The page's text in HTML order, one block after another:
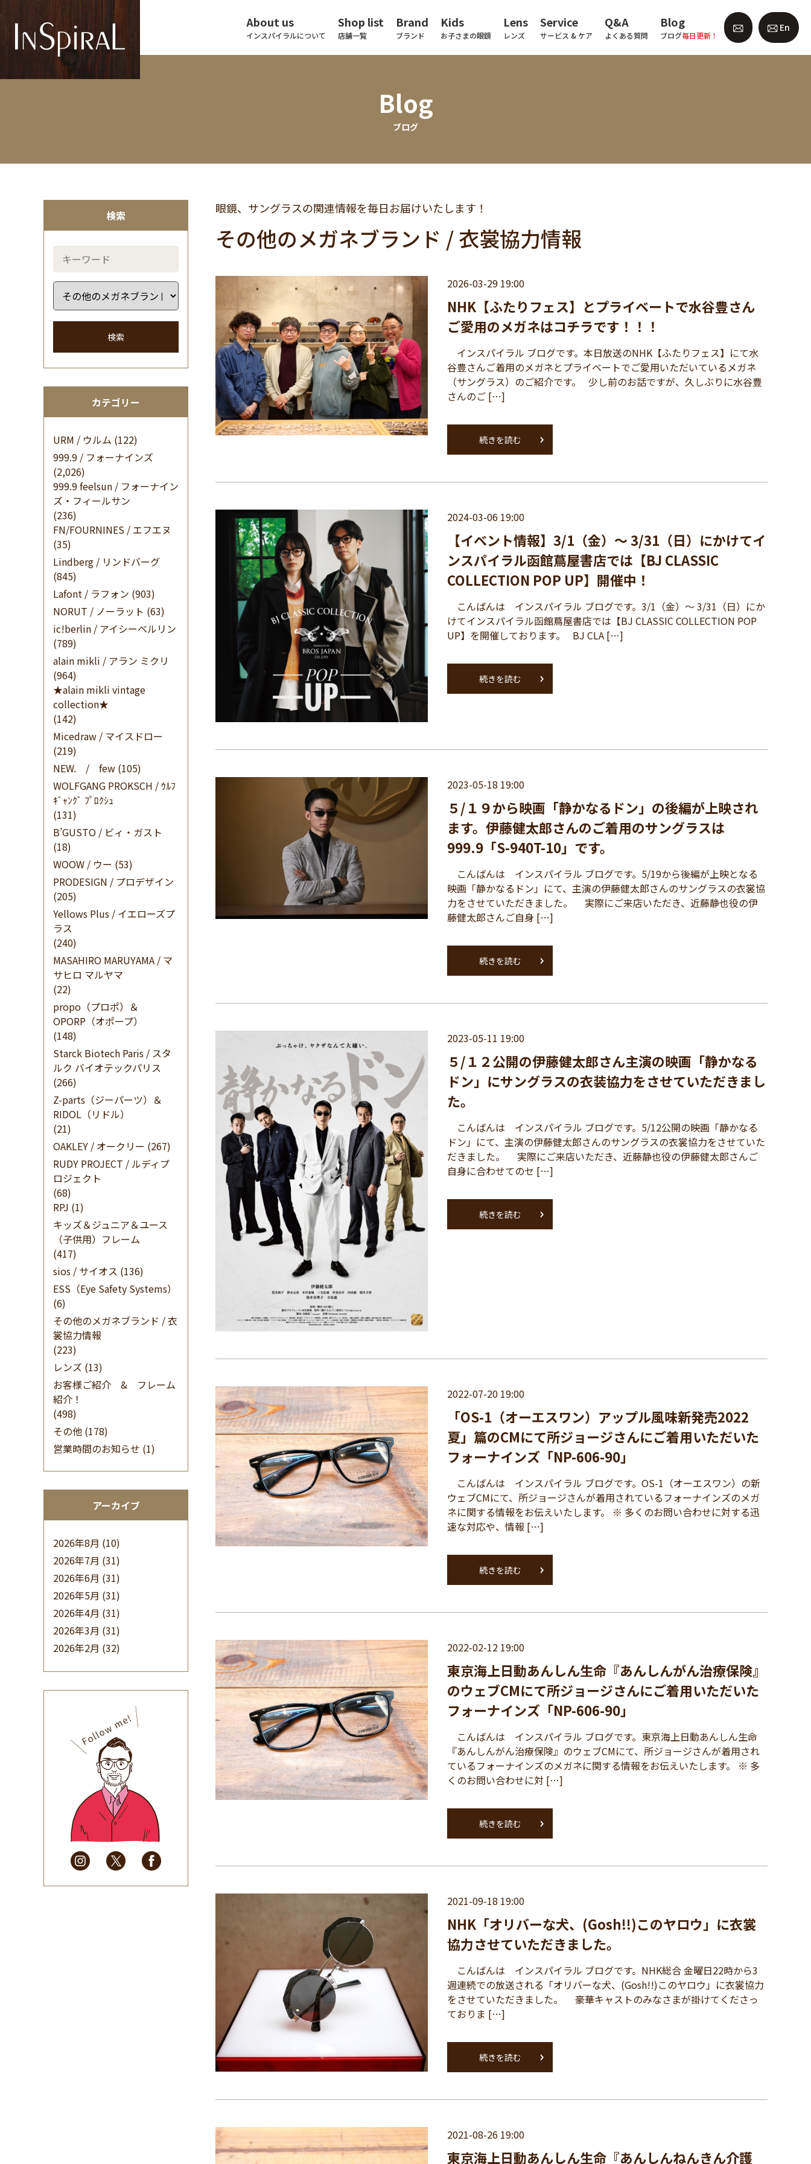
About us
インスパイラルについて
Shop list
店舗一覧
Brand
ブランド
Kids
お子さまの眼鏡
Lens
レンズ
Service
サービス & ケア
Q&A
よくある質問
Blog
ブログ毎日更新！
En
Blog
ブログ
検索
検索
カテゴリー
URM / ウルム (122)
999.9 / フォーナインズ
(2,026)
999.9 feelsun / フォーナイン
ズ・フィールサン
(236)
FN/FOURNINES / エフエヌ
(35)
Lindberg / リンドバーグ
(845)
Lafont / ラフォン (903)
NORUT / ノーラット (63)
ic!berlin / アイシーベルリン
(789)
alain mikli / アラン ミクリ
(964)
★alain mikli vintage
collection★
(142)
Micedraw / マイスドロー
(219)
NEW. / few (105)
WOLFGANG PROKSCH / ｳﾙﾌ
ｷﾞｬﾝｸﾞ ﾌﾟﾛｸｼｭ
(131)
B’GUSTO / ビィ・ガスト
(18)
WOOW / ウー (53)
PRODESIGN / プロデザイン
(205)
Yellows Plus / イエローズプ
ラス
(240)
MASAHIRO MARUYAMA / マ
サヒロ マルヤマ
(22)
propo（プロポ）＆
OPORP（オポープ）
(148)
Starck Biotech Paris / スタ
ルク バイオテックパリス
(266)
Z-parts（ジーパーツ）＆
RIDOL（リドル）
(21)
OAKLEY / オークリー (267)
RUDY PROJECT / ルディプ
ロジェクト
(68)
RPJ (1)
キッズ＆ジュニア＆ユース
（子供用）フレーム
(417)
sios / サイオス (136)
ESS（Eye Safety Systems）
(6)
その他のメガネブランド / 衣
裳協力情報
(223)
レンズ (13)
お客様ご紹介 & フレーム
紹介！
(498)
その他 (178)
営業時間のお知らせ (1)
アーカイブ
2026年8月 (10)
2026年7月 (31)
2026年6月 (31)
2026年5月 (31)
2026年4月 (31)
2026年3月 (31)
2026年2月 (32)
(32)
2025年9月(30)
2025年8月(31)
2025年7月(37)
2025年6月(48)
2025年5月
(41)
2025年4月
(32)
2025年3月(31)
2025年2月
(28)
2025年1月
(34)
眼鏡、サングラスの関連情報を毎日お届けいたします！
その他のメガネブランド / 衣裳協力情報
2026-03-29 19:00
NHK【ふたりフェス】とプライベートで水谷豊さん
ご愛用のメガネはコチラです！！！
インスパイラル ブログです。本日放送のNHK【ふたりフェス】にて水
谷豊さんご着用のメガネとプライベートでご愛用いただいているメガネ
（サングラス）のご紹介です。 少し前のお話ですが、久しぶりに水谷豊
さんのご […]
続きを読む
2024-03-06 19:00
【イベント情報】3/1（金）〜 3/31（日）にかけてイ
ンスパイラル函館蔦屋書店では【BJ CLASSIC
COLLECTION POP UP】開催中！
こんばんは インスパイラル ブログです。3/1（金）〜 3/31（日）にか
けてインスパイラル函館蔦屋書店では【BJ CLASSIC COLLECTION POP
UP】を開催しております。 BJ CLA […]
続きを読む
2023-05-18 19:00
５/１９から映画「静かなるドン」の後編が上映され
ます。伊藤健太郎さんのご着用のサングラスは
999.9「S-940T-10」です。
こんばんは インスパイラル ブログです。5/19から後編が上映となる
映画「静かなるドン」にて、主演の伊藤健太郎さんのサングラスの衣裳協
力をさせていただきました。 実際にご来店いただき、近藤静也役の伊
藤健太郎さんご自身 […]
続きを読む
2023-05-11 19:00
５/１２公開の伊藤健太郎さん主演の映画「静かなる
ドン」にサングラスの衣装協力をさせていただきまし
た。
こんばんは インスパイラル ブログです。5/12公開の映画「静かなる
ドン」にて、主演の伊藤健太郎さんのサングラスの衣裳協力をさせていた
だきました。 実際にご来店いただき、近藤静也役の伊藤健太郎さんご
自身に合わせてのセ […]
続きを読む
2022-07-20 19:00
「OS-1（オーエスワン）アップル風味新発売2022
夏」篇のCMにて所ジョージさんにご着用いただいた
フォーナインズ「NP-606-90」
こんばんは インスパイラル ブログです。OS-1（オーエスワン）の新
ウェブCMにて、所ジョージさんが着用されているフォーナインズのメガ
ネに関する情報をお伝えいたします。 ※ 多くのお問い合わせに対する迅
速な対応や、情報 […]
続きを読む
2022-02-12 19:00
東京海上日動あんしん生命『あんしんがん治療保険』
のウェブCMにて所ジョージさんにご着用いただいた
フォーナインズ「NP-606-90」
こんばんは インスパイラル ブログです。東京海上日動あんしん生命
『あんしんがん治療保険』のウェブCMにて、所ジョージさんが着用され
ているフォーナインズのメガネに関する情報をお伝えいたします。 ※ 多
くのお問い合わせに対 […]
続きを読む
2021-09-18 19:00
NHK「オリバーな犬、(Gosh!!)このヤロウ」に衣裳
協力させていただきました。
こんばんは インスパイラル ブログです。NHK総合 金曜日22時から3
週連続での放送される「オリバーな犬、(Gosh!!)このヤロウ」に衣裳協力
をさせていただきました。 豪華キャストのみなさまが掛けてくださっ
ておりま […]
続きを読む
2021-08-26 19:00
東京海上日動あんしん生命『あんしんねんきん介護